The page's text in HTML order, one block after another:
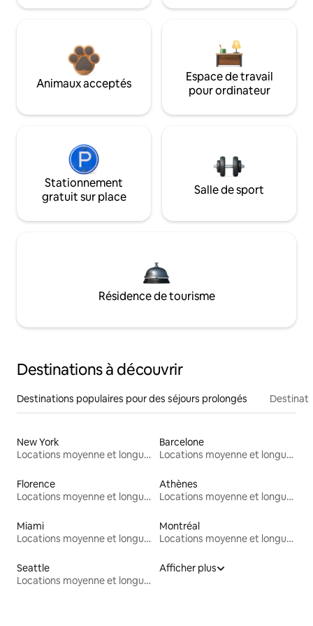
Animaux acceptés
Espace de travail
pour ordinateur
Stationnement
gratuit sur place
Salle de sport
Résidence de tourisme
Destinations à découvrir
Destinations populaires pour des séjours prolongés
New York
Locations moyenne et longue durée
Barcelone
Locations moyenne et longue durée
Florence
Locations moyenne et longue durée
Athènes
Locations moyenne et longue durée
Miami
Locations moyenne et longue durée
Montréal
Locations moyenne et longue durée
Seattle
Locations moyenne et longue durée
Afficher plus